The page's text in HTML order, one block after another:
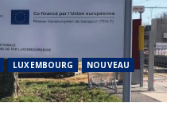
LUXEMBOURG
NOUVEAU